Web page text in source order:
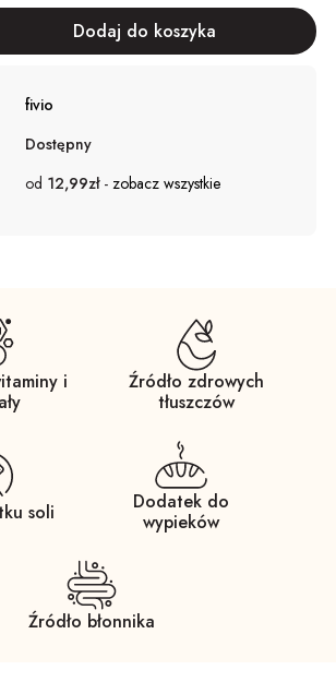
fivio
Dostępny
od 12,99zł - zobacz wszystkie
i
Źródło zdrowych
tłuszczów
soli
Dodatek do
wypieków
Źródło błonnika